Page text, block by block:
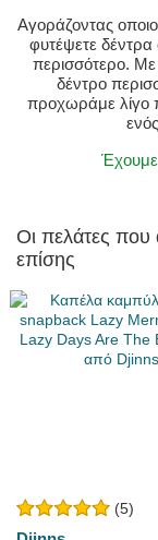
Αγοράζοντας
φυτέψετε δέντρα
περισσότερο. Με
δέντρο
προχωράμε λίγο
Έχουμε
Οι πελάτες
επίσης
(5)